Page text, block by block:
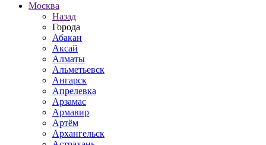
Москва
Назад
Города
Абакан
Аксай
Алматы
Альметьевск
Ангарск
Апрелевка
Арзамас
Армавир
Артём
Архангельск